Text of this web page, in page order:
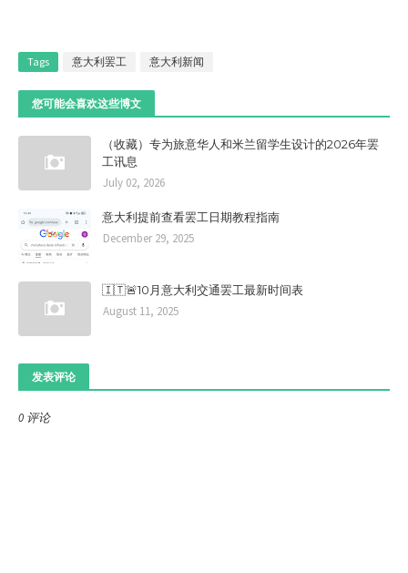
Tags 意大利罢工 意大利新闻
您可能会喜欢这些博文
（收藏）专为旅意华人和米兰留学生设计的2026年罢
工讯息
July 02, 2026
意大利提前查看罢工日期教程指南​
December 29, 2025
🇮🇹🚨10月意大利交通罢工最新时间表
August 11, 2025
发表评论
0 评论